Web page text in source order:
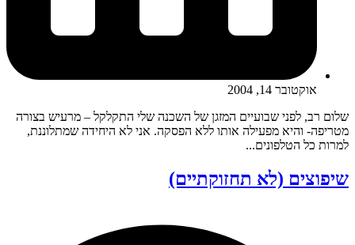
אוקטובר 14, 2004
שלום רב, לפני שבועיים המזגן של השכנה שלי התקלקל – מרעיש בצורה
מטריפה- והיא מפעילה אותו ללא הפסקה. אני לא היחידה שמתלוננת,
למרות כל הטלפונים...
שיפוצים (לא תחזוקתיים)